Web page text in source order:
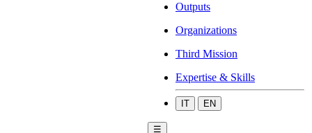
Outputs
Organizations
Third Mission
Expertise & Skills
IT EN
☰